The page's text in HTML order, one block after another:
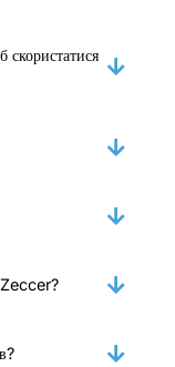
скористатися
Zeccer?